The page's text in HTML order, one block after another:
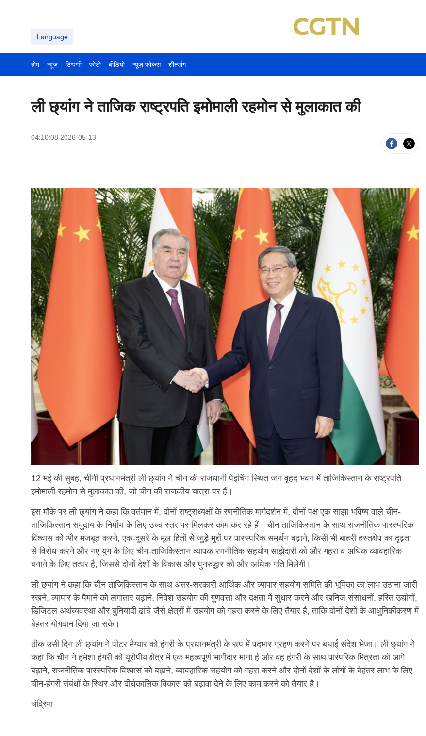
Language
होम न्यूज़ टिप्पणी फोटो वीडियो न्यूज़ फोकस शीत्सांग
ली छ्यांग ने ताजिक राष्ट्रपति इमोमाली रहमोन से मुलाकात की
04:10:08 2026-05-13
12 मई की सुबह, चीनी प्रधानमंत्री ली छ्यांग ने चीन की राजधानी पेइचिंग स्थित जन वृहद भवन में ताजिकिस्तान के राष्ट्रपति
इमोमाली रहमोन से मुलाकात की, जो चीन की राजकीय यात्रा पर हैं।
इस मौके पर ली छ्यांग ने कहा कि वर्तमान में, दोनों राष्ट्राध्यक्षों के रणनीतिक मार्गदर्शन में, दोनों पक्ष एक साझा भविष्य वाले चीन-
ताजिकिस्तान समुदाय के निर्माण के लिए उच्च स्तर पर मिलकर काम कर रहे हैं। चीन ताजिकिस्तान के साथ राजनीतिक पारस्परिक
विश्वास को और मजबूत करने, एक-दूसरे के मूल हितों से जुड़े मुद्दों पर पारस्परिक समर्थन बढ़ाने, किसी भी बाहरी हस्तक्षेप का दृढ़ता
से विरोध करने और नए युग के लिए चीन-ताजिकिस्तान व्यापक रणनीतिक सहयोग साझेदारी को और गहरा व अधिक व्यावहारिक
बनाने के लिए तत्पर है, जिससे दोनों देशों के विकास और पुनरुद्धार को और अधिक गति मिलेगी।
ली छ्यांग ने कहा कि चीन ताजिकिस्तान के साथ अंतर-सरकारी आर्थिक और व्यापार सहयोग समिति की भूमिका का लाभ उठाना जारी
रखने, व्यापार के पैमाने को लगातार बढ़ाने, निवेश सहयोग की गुणवत्ता और दक्षता में सुधार करने और खनिज संसाधनों, हरित उद्योगों,
डिजिटल अर्थव्यवस्था और बुनियादी ढांचे जैसे क्षेत्रों में सहयोग को गहरा करने के लिए तैयार है, ताकि दोनों देशों के आधुनिकीकरण में
बेहतर योगदान दिया जा सके।
ठीक उसी दिन ली छ्यांग ने पीटर मैग्यार को हंगरी के प्रधानमंत्री के रूप में पदभार ग्रहण करने पर बधाई संदेश भेजा। ली छ्यांग ने
कहा कि चीन ने हमेशा हंगरी को यूरोपीय क्षेत्र में एक महत्वपूर्ण भागीदार माना है और वह हंगरी के साथ पारंपरिक मित्रता को आगे
बढ़ाने, राजनीतिक पारस्परिक विश्वास को बढ़ाने, व्यावहारिक सहयोग को गहरा करने और दोनों देशों के लोगों के बेहतर लाभ के लिए
चीन-हंगरी संबंधों के स्थिर और दीर्घकालिक विकास को बढ़ावा देने के लिए काम करने को तैयार है।
चंद्रिमा